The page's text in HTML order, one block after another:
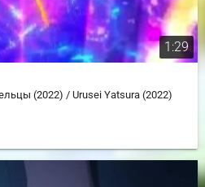
1:29
(2022) / Urusei Yatsura (2022)